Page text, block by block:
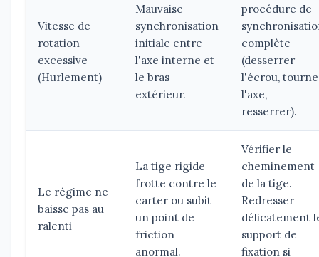
Vitesse de
rotation
excessive
(Hurlement)
Mauvaise
synchronisation
initiale entre
l'axe interne et
le bras
extérieur.
procédure de
complète
(desserrer
l'écrou,
l'axe,
resserrer).
Le régime ne
baisse pas au
ralenti
La tige rigide
frotte contre le
carter ou subit
un point de
friction
anormal.
Vérifier le
cheminement
de la tige.
Redresser
délicatement
support de
fixation si